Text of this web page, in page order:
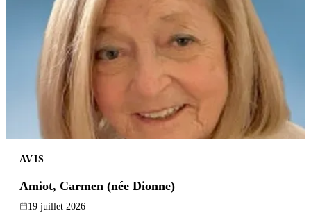
AVIS
Amiot, Carmen (née Dionne)
19 juillet 2026